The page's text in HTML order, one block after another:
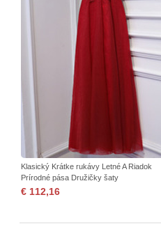
Klasický Krátke rukávy Letné A Riadok
Prírodné pása Družičky šaty
€ 112,16